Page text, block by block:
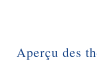
Aperçu des